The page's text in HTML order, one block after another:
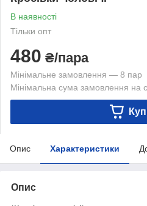
В наявності
Тільки опт
480 ₴/пара
Мінімальне замовлення — 8 пар
Мінімальна сума замовлення на
Опис Характеристики
Опис